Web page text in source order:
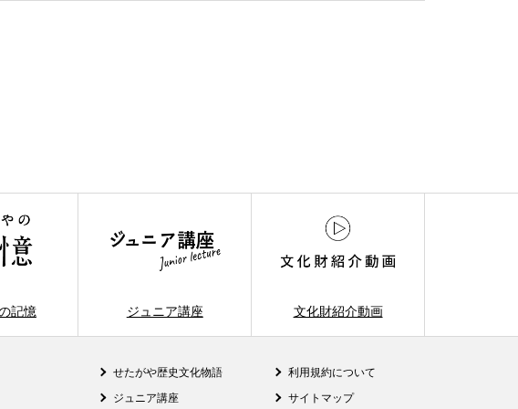
記憶 ジュニア講座 文化財紹介動画
せたがや歴史文化物語
ジュニア講座
利用規約について
サイトマップ